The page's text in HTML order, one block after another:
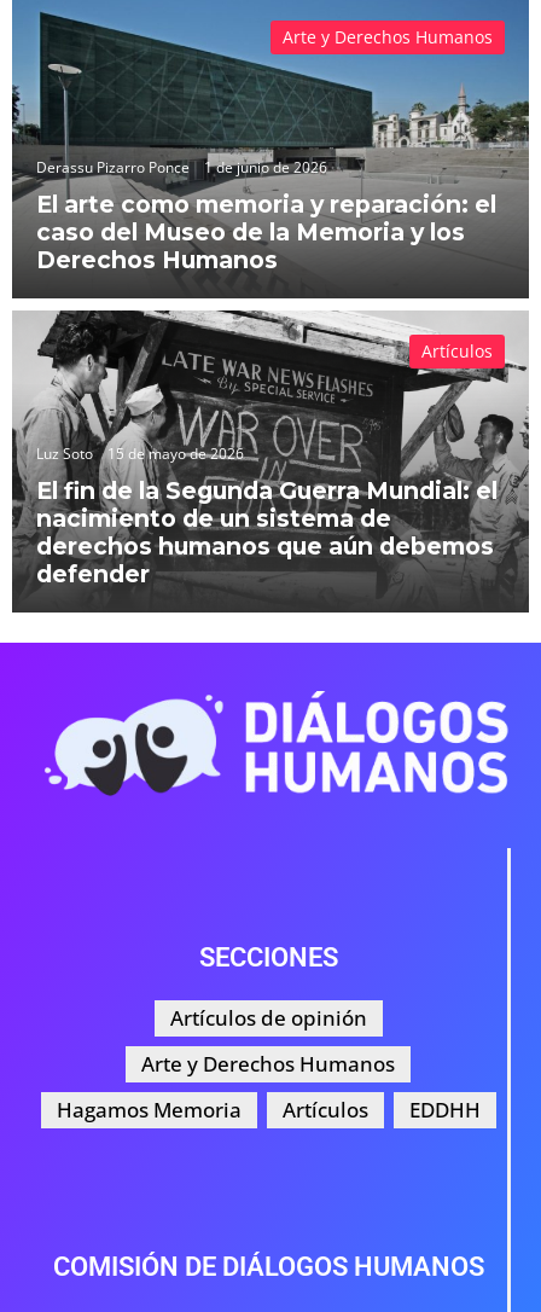
Derassu Pizarro Ponce 1 de junio de 2026
El arte como memoria y reparación: el
caso del Museo de la Memoria y los
Derechos Humanos
Arte y Derechos Humanos
Luz Soto 15 de mayo de 2026
El fin de la Segunda Guerra Mundial: el
nacimiento de un sistema de
derechos humanos que aún debemos
defender
Artículos
SECCIONES
Artículos de opinión
Arte y Derechos Humanos
Hagamos Memoria
Artículos EDDHH
COMISIÓN DE DIÁLOGOS HUMANOS